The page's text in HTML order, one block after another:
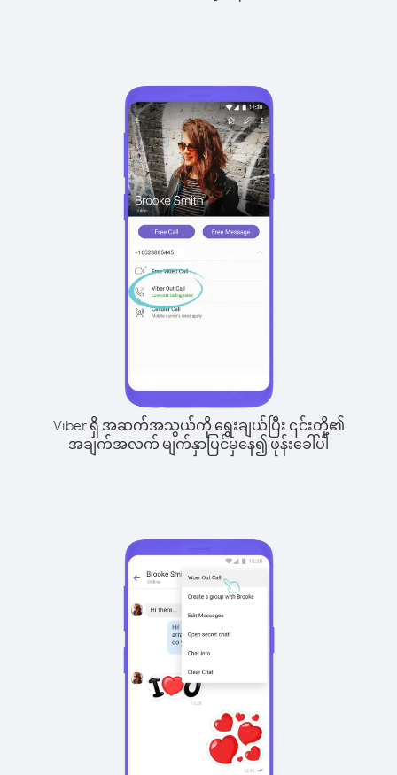
Viber ရှိ အဆက်အသွယ်ကို ရွေးချယ်ပြီး ၎င်းတို့၏
အချက်အလက် မျက်နှာပြင်မှနေ၍ ဖုန်းခေါ်ပါ